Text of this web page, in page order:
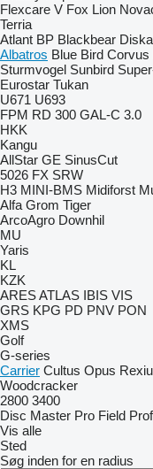
Flexcare V Fox Lion
Terria
Atlant BP Blackbear
Albatros Blue Bird Corvus
Sturmvogel Sunbird
Eurostar Tukan
U671 U693
FPM RD 300 GAL-C 3.0
HKK
Kangu
AllStar GE SinusCut
5026 FX SRW
H3 MINI-BMS Midiforst
Alfa Grom Tiger
ArcoAgro Downhil
MU
Yaris
KL
KZK
ARESATLAS IBIS VIS
GRS KPG PD PNV PON
XMS
Golf
G-series
Carrier Cultus Opus
Woodcracker
2800 3400
Disc Master Pro Field
Vis alle
Sted
Søg inden for en radius